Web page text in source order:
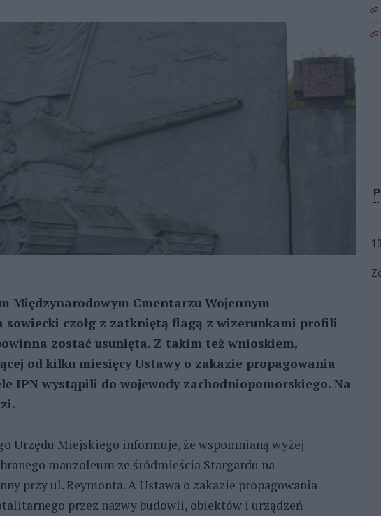
Międzynarodowym Cmentarzu Wojennym
sowiecki czołg z zatkniętą flagą z wizerunkami profili
zostać usunięta. Z takim też wnioskiem,
od kilku miesięcy Ustawy o zakazie propagowania
IPN wystąpili do wojewody zachodniopomorskiego. Na
Urzędu Miejskiego informuje, że wspomnianą wyżej
mauzoleum ze śródmieścia Stargardu na
przy ul. Reymonta. A Ustawa o zakazie propagowania
przez nazwy budowli, obiektów i urządzeń
19